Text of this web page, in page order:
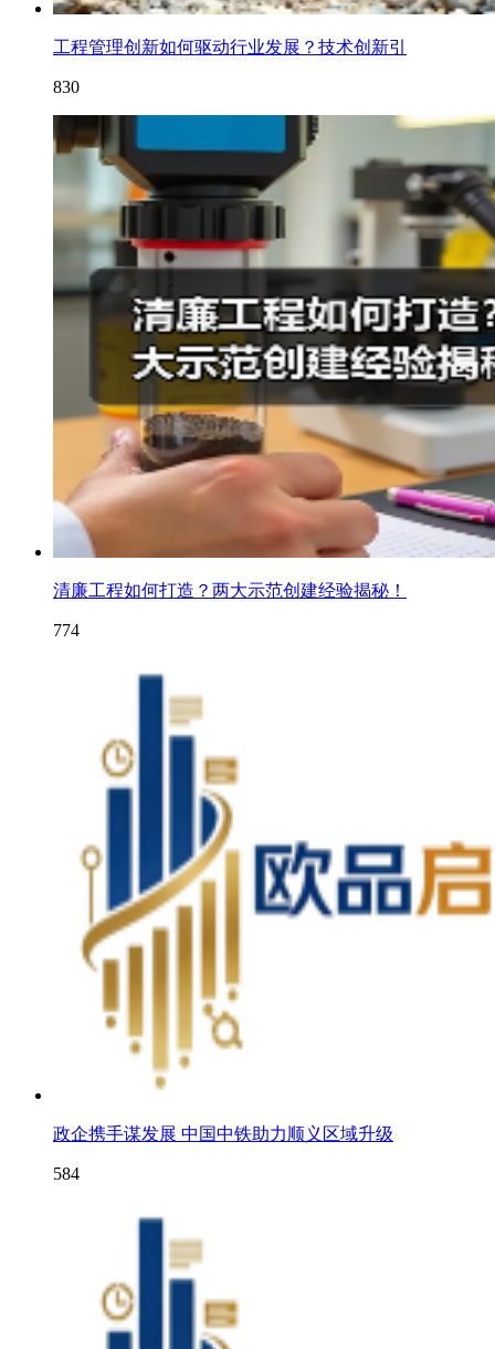
工程管理创新如何驱动行业发展？技术创新引
830
清廉工程如何打造？两大示范创建经验揭秘！
774
政企携手谋发展 中国中铁助力顺义区域升级
584